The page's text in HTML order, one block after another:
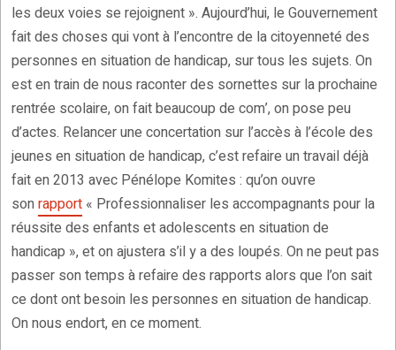
les deux voies se rejoignent ». Aujourd’hui, le Gouvernement
fait des choses qui vont à l’encontre de la citoyenneté des
personnes en situation de handicap, sur tous les sujets. On
est en train de nous raconter des sornettes sur la prochaine
rentrée scolaire, on fait beaucoup de com’, on pose peu
d’actes. Relancer une concertation sur l’accès à l’école des
jeunes en situation de handicap, c’est refaire un travail déjà
fait en 2013 avec Pénélope Komites : qu’on ouvre
sonrapport « Professionnaliser les accompagnants pour la
réussite des enfants et adolescents en situation de
handicap », et on ajustera s’il y a des loupés. On ne peut pas
passer son temps à refaire des rapports alors que l’on sait
ce dont ont besoin les personnes en situation de handicap.
On nous endort, en ce moment.